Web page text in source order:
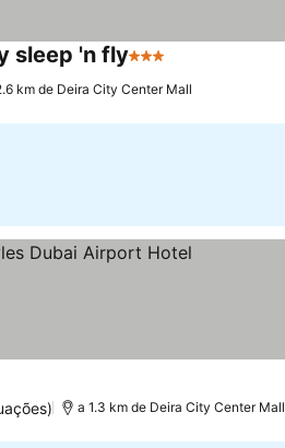
sleep 'n fly3 Estrelas
km de Deira City Center Mall
a 1.3 km de Deira City Center Mall